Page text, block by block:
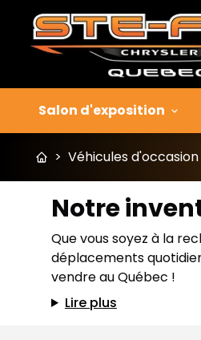
Salon d'exposition
> Véhicules d'occasion
Notre
Que vous soyez à la
déplacements
vendre au Québec !
Lire plus